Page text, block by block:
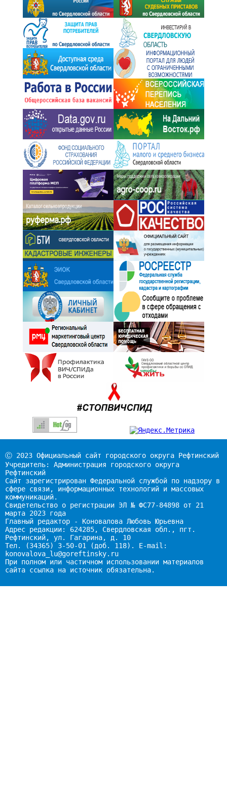
Ⓒ 2023 Официальный сайт городского округа Рефтинский
Учредитель: Администрация городского округа
Рефтинский
Сайт зарегистрирован Федеральной службой по надзору в
сфере связи, информационных технологий и массовых
коммуникаций.
Свидетельство о регистрации ЭЛ № ФС77-84898 от 21
марта 2023 года
Главный редактор - Коновалова Любовь Юрьевна
Адрес редакции: 624285, Свердловская обл., пгт.
Рефтинский, ул. Гагарина, д. 10
Тел. (34365) 3-50-01 (доб. 118). E-mail:
konovalova_lu@goreftinsky.ru
При полном или частичном использовании материалов
сайта ссылка на источник обязательна.